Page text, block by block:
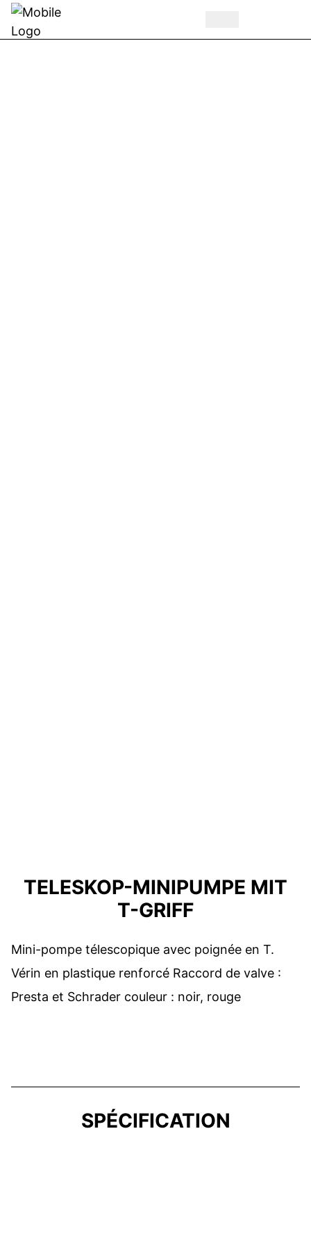
TELESKOP-MINIPUMPE MIT
T-GRIFF
Mini-pompe télescopique avec poignée en T.
Vérin en plastique renforcé Raccord de valve :
Presta et Schrader couleur : noir, rouge
SPÉCIFICATION